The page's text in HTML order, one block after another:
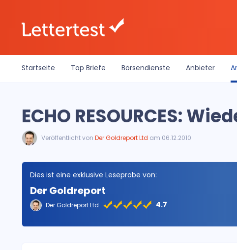
Startseite Top Briefe Börsendienste Anbieter
ECHO RESOURCES:
Veröffentlicht von Der Goldreport Ltd am 06.12.2010
Dies ist eine exklusive Leseprobe von:
Der Goldreport
Der Goldreport Ltd 4.7